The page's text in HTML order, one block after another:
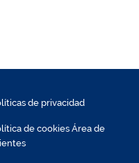
de privacidad
de cookies Área de